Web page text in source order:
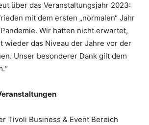
über das Veranstaltungsjahr 2023:
mit dem ersten „normalen“ Jahr
Wir hatten nicht erwartet,
wieder das Niveau der Jahre vor der
Unser besonderer Dank gilt dem
Tivoli Business & Event Bereich